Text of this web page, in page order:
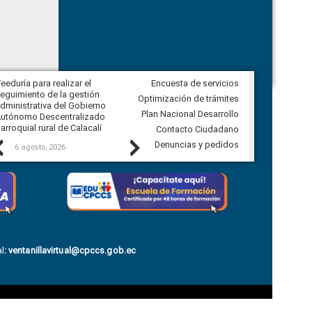
Previous
para realizar el
de la gestión
del Gobierno
Descentralizado
rural de Calacalí
6 agosto, 2026
Veeduría para vigilar los acuerdos,
derivados de la Audiencia Pública
comunidad Urbina, parroquia la
Carolina
5 agosto, 2026
Next
Encuesta de servicios
Optimización de trámites
Plan Nacional Desarrollo
Contacto Ciudadano
Denuncias y pedidos
:ventanillavirtual@cpccs.gob.ec